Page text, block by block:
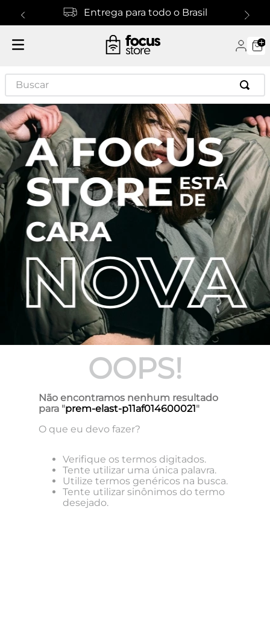
Entrega para todo o Brasil
Buscar
OOPS!
Não encontramos nenhum resultado
para "prem-elast-p11af014600021"
O que eu devo fazer?
Verifique os termos digitados.
Tente utilizar uma única palavra.
Utilize termos genéricos na busca.
Tente utilizar sinônimos do termo
desejado.